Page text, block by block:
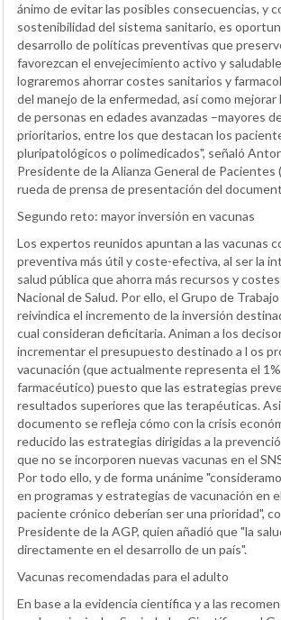
ánimo de evitar las posibles consecuencias, y
sostenibilidad del sistema sanitario, es
desarrollo de políticas preventivas que
favorezcan el envejecimiento activo y
lograremos ahorrar costes sanitarios y
del manejo de la enfermedad, así como mejorar
de personas en edades avanzadas –mayores
prioritarios, entre los que destacan los
pluripatológicos o polimedicados", señaló
Presidente de la Alianza General de Pacientes
rueda de prensa de presentación del
Segundo reto: mayor inversión en vacunas
Los expertos reunidos apuntan a las vacunas
preventiva más útil y coste-efectiva, al ser la
salud pública que ahorra más recursos y
Nacional de Salud. Por ello, el Grupo de
reivindica el incremento de la inversión
cual consideran deficitaria. Animan a los
incrementar el presupuesto destinado a l os
vacunación (que actualmente representa el
farmacéutico) puesto que las estrategias
resultados superiores que las terapéuticas.
documento se refleja cómo con la crisis
reducido las estrategias dirigidas a la
que no se incorporen nuevas vacunas en el
Por todo ello, y de forma unánime
en programas y estrategias de vacunación en
paciente crónico deberían ser una prioridad",
Presidente de la AGP, quien añadió que "la
directamente en el desarrollo de un país".
Vacunas recomendadas para el adulto
En base a la evidencia científica y a las